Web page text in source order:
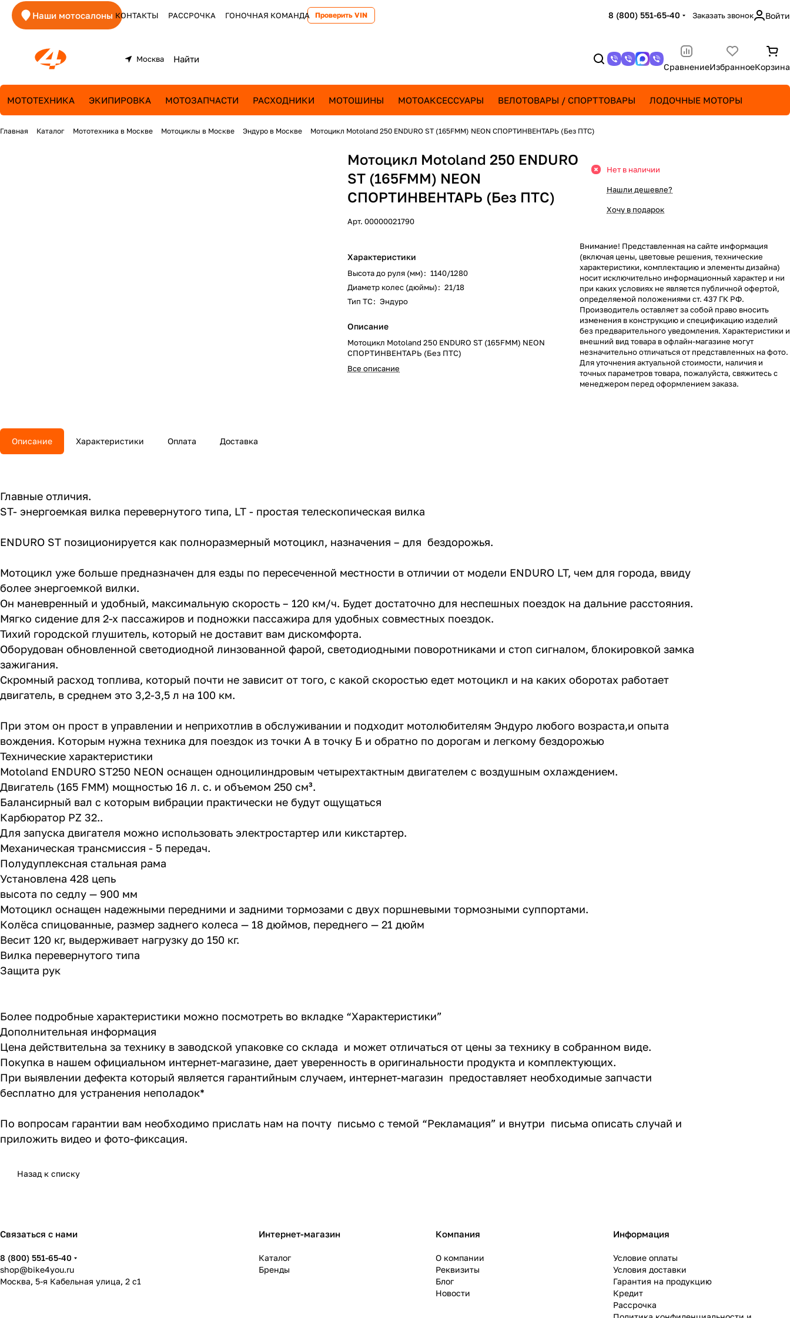
Наши мотосалоны КОНТАКТЫ РАССРОЧКА ГОНОЧНАЯ КОМАНДА Проверить VIN 8 (800) 551-65-40 Заказать звонок Войти
Москва
СравнениеИзбранноеКорзина
МОТОТЕХНИКА ЭКИПИРОВКА МОТОЗАПЧАСТИ РАСХОДНИКИ МОТОШИНЫ МОТОАКСЕССУАРЫ ВЕЛОТОВАРЫ / СПОРТТОВАРЫ ЛОДОЧНЫЕ МОТОРЫ
Главная Каталог Мототехника в Москве Мотоциклы в Москве Эндуро в Москве Мотоцикл Motoland 250 ENDURO ST (165FMM) NEON СПОРТИНВЕНТАРЬ (Без ПТС)
Мотоцикл Motoland 250 ENDURO
ST (165FMM) NEON
СПОРТИНВЕНТАРЬ (Без ПТС)
Арт.00000021790
Характеристики
Высота до руля (мм): 1140/1280
Диаметр колес (дюймы): 21/18
Тип ТС: Эндуро
Описание
Мотоцикл Motoland 250 ENDURO ST (165FMM) NEON
СПОРТИНВЕНТАРЬ (Без ПТС)
Все описание
Нет в наличии
Нашли дешевле?
Хочу в подарок
Внимание! Представленная на сайте информация
(включая цены, цветовые решения, технические
характеристики, комплектацию и элементы дизайна)
носит исключительно информационный характер и ни
при каких условиях не является публичной офертой,
определяемой положениями ст. 437 ГК РФ.
Производитель оставляет за собой право вносить
изменения в конструкцию и спецификацию изделий
без предварительного уведомления. Характеристики и
внешний вид товара в офлайн-магазине могут
незначительно отличаться от представленных на фото.
Для уточнения актуальной стоимости, наличия и
точных параметров товара, пожалуйста, свяжитесь с
менеджером перед оформлением заказа.
Описание Характеристики Оплата Доставка
Главные отличия.
ST- энергоемкая вилка перевернутого типа, LT - простая телескопическая вилка
ENDURO ST позиционируется как полноразмерный мотоцикл, назначения – для бездорожья.
Мотоцикл уже больше предназначен для езды по пересеченной местности в отличии от модели ENDURO LT, чем для города, ввиду
более энергоемкой вилки.
Он маневренный и удобный, максимальную скорость – 120 км/ч. Будет достаточно для неспешных поездок на дальние расстояния.
Мягко сидение для 2-х пассажиров и подножки пассажира для удобных совместных поездок.
Тихий городской глушитель, который не доставит вам дискомфорта.
Оборудован обновленной светодиодной линзованной фарой, светодиодными поворотниками и стоп сигналом, блокировкой замка
зажигания.
Скромный расход топлива, который почти не зависит от того, с какой скоростью едет мотоцикл и на каких оборотах работает
двигатель, в среднем это 3,2-3,5 л на 100 км.
При этом он прост в управлении и неприхотлив в обслуживании и подходит мотолюбителям Эндуро любого возраста,и опыта
вождения. Которым нужна техника для поездок из точки А в точку Б и обратно по дорогам и легкому бездорожью
Технические характеристики
Motoland ENDURO ST250 NEON оснащен одноцилиндровым четырехтактным двигателем с воздушным охлаждением.
Двигатель (165 FMM) мощностью 16 л. с. и объемом 250 см³.
Балансирный вал с которым вибрации практически не будут ощущаться
Карбюратор PZ 32..
Для запуска двигателя можно использовать электростартер или кикстартер.
Механическая трансмиссия - 5 передач.
Полудуплексная стальная рама
Установлена 428 цепь
высота по седлу — 900 мм
Мотоцикл оснащен надежными передними и задними тормозами с двух поршневыми тормозными суппортами.
Колёса спицованные, размер заднего колеса — 18 дюймов, переднего — 21 дюйм
Весит 120 кг, выдерживает нагрузку до 150 кг.
Вилка перевернутого типа
Защита рук
Более подробные характеристики можно посмотреть во вкладке “Характеристики”
Дополнительная информация
Цена действительна за технику в заводской упаковке со склада и может отличаться от цены за технику в собранном виде.
Покупка в нашем официальном интернет-магазине, дает уверенность в оригинальности продукта и комплектующих.
При выявлении дефекта который является гарантийным случаем, интернет-магазин предоставляет необходимые запчасти
бесплатно для устранения неполадок*
По вопросам гарантии вам необходимо прислать нам на почту письмо с темой “Рекламация” и внутри письма описать случай и
приложить видео и фото-фиксация.
Назад к списку
Связаться с нами
8 (800) 551-65-40
shop@bike4you.ru
Москва, 5-я Кабельная улица, 2 с1
Интернет-магазин
Каталог
Бренды
Компания
О компании
Реквизиты
Блог
Новости
Информация
Условие оплаты
Условия доставки
Гарантия на продукцию
Кредит
Рассрочка